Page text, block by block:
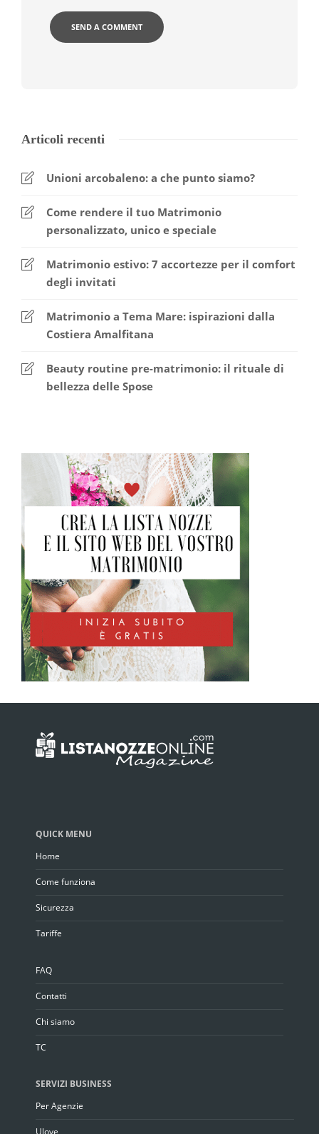
Articoli recenti
Unioni arcobaleno: a che punto siamo?
Come rendere il tuo Matrimonio
personalizzato, unico e speciale
Matrimonio estivo: 7 accortezze per il comfort
degli invitati
Matrimonio a Tema Mare: ispirazioni dalla
Costiera Amalfitana
Beauty routine pre-matrimonio: il rituale di
bellezza delle Spose
QUICK MENU
Home
Come funziona
Sicurezza
Tariffe
FAQ
Contatti
Chi siamo
TC
SERVIZI BUSINESS
Per Agenzie